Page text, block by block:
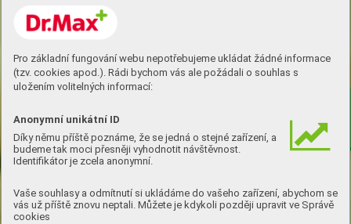
Pro základní fungování webu nepotřebujeme ukládat žádné informace
(tzv. cookies apod.). Rádi bychom vás ale požádali o souhlas s
uložením volitelných informací:
Anonymní unikátní ID
Díky němu příště poznáme, že se jedná o stejné zařízení, a
budeme tak moci přesněji vyhodnotit návštěvnost.
Identifikátor je zcela anonymní.
Vaše souhlasy a odmítnutí si ukládáme do vašeho zařízení, abychom se
vás už příště znovu neptali. Můžete je kdykoli později upravit ve Správě
cookies
Koupit zde